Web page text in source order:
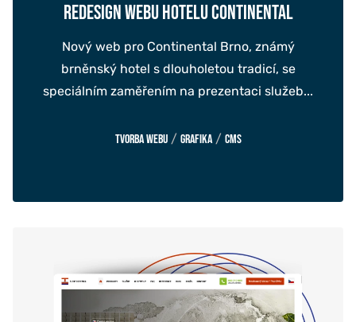
REDESIGN WEBU HOTELU CONTINENTAL
Nový web pro Continental Brno, známý
brněnský hotel s dlouholetou tradicí, se
speciálním zaměřením na prezentaci služeb...
Tvorba webu / Grafika / CMS